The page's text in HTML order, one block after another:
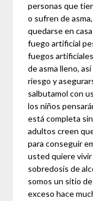
personas que
o sufren de
quedarse en
fuego artificial
fuegos
de asma lleno,
riesgo y
salbutamol con
los niños
está completa
adultos creen
para conseguir
usted quiere vivir
sobredosis de
somos un sitio
exceso hace